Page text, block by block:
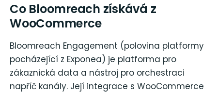
Co Bloomreach získává z
WooCommerce
Bloomreach Engagement (polovina platformy
pocházející z Exponea) je platforma pro
zákaznická data a nástroj pro orchestraci
napříč kanály. Její integrace s WooCommerce